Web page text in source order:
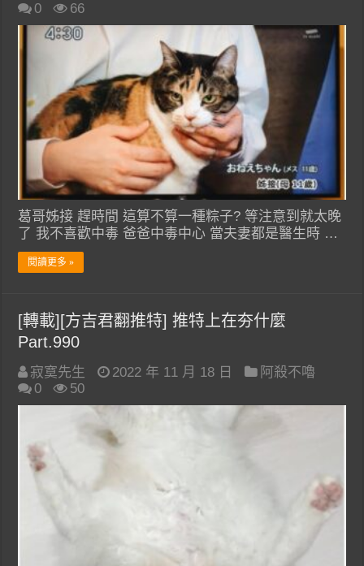
0
66
葛哥姊接 趕時間 這算不算一種粽子? 等注意到就太晚
了 我不喜歡中毒 爸爸中毒中心 當夫妻都是醫生時 …
閱讀更多 »
[轉載][方吉君翻推特] 推特上在夯什麼
Part.990
寂寞先生 2022 年 11 月 18 日
阿殺不嚕
0
50